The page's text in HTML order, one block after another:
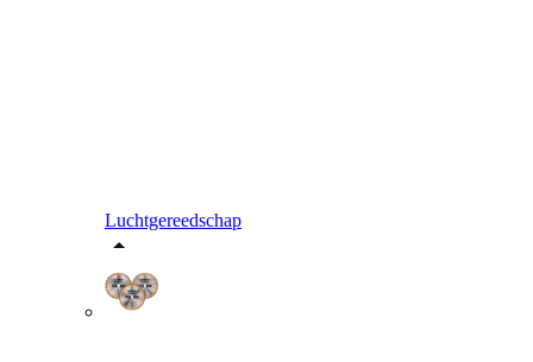
Luchtgereedschap